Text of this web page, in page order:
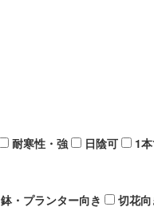
耐寒性・強 日陰可 1
鉢・プランター向き 切花向